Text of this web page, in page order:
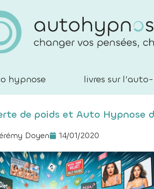
hypnose livres sur
de poids et Auto Hypnose
Doyen 14/01/2020